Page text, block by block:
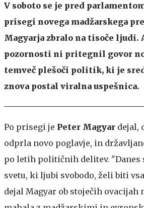
V soboto se je pred
prisegi novega madžarskega
Magyarja zbralo na tisoče ljudi.
pozornosti ni pritegnil govor
temveč plešoči politik, ki je
znova postal viralna uspešnica.
Po prisegi je Peter Magyar dejal,
odprla novo poglavje, in
po letih političnih delitev. "Danes
svetu, ki ljubi svobodo, želi biti
dejal Magyar ob stoječih ovacijah